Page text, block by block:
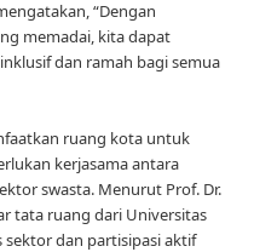
“Dengan
memadai, kita dapat
dan ramah bagi semua
ruang kota untuk
kerjasama antara
swasta. Menurut Prof. Dr.
tata ruang dari Universitas
sektor dan partisipasi aktif